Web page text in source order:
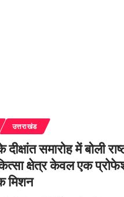
उत्तराखंड
समारोह में बोली
क्षेत्र केवल एक
मिशन